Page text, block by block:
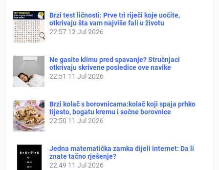
Brzi test ličnosti: Prve tri riječi koje uočite,
otkrivaju šta vam najviše fali u životu
22:57 12 Jul 2026
Ne gasite klimu pred spavanje? Stručnjaci
otkrivaju skrivene posledice ove navike
22:51 11 Jul 2026
Brzi kolač s borovnicama:kolač koji spaja prhko
tijesto, bogatu kremu i sočne borovnice
22:50 11 Jul 2026
Jedna matematička zamka dijeli internet: Da li
znate tačno rješenje?
22:49 11 Jul 2026